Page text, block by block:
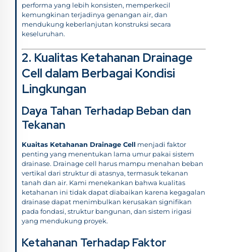
performa yang lebih konsisten, memperkecil
kemungkinan terjadinya genangan air, dan
mendukung keberlanjutan konstruksi secara
keseluruhan.
2. Kualitas Ketahanan Drainage
Cell dalam Berbagai Kondisi
Lingkungan
Daya Tahan Terhadap Beban dan
Tekanan
Kuaitas Ketahanan Drainage Cell menjadi faktor
penting yang menentukan lama umur pakai sistem
drainase. Drainage cell harus mampu menahan beban
vertikal dari struktur di atasnya, termasuk tekanan
tanah dan air. Kami menekankan bahwa kualitas
ketahanan ini tidak dapat diabaikan karena kegagalan
drainase dapat menimbulkan kerusakan signifikan
pada fondasi, struktur bangunan, dan sistem irigasi
yang mendukung proyek.
Ketahanan Terhadap Faktor